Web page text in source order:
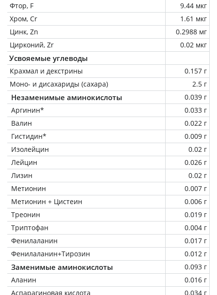
Фтор, F
9.44 мкг
Хром, Cr
1.61 мкг
Цинк, Zn
0.2988 мг
Цирконий, Zr
0.02 мкг
Усвояемые углеводы
Крахмал и декстрины
0.157 г
Моно- и дисахариды (сахара)
2.5 г
Незаменимые аминокислоты
0.039 г
Аргинин*
0.033 г
Валин
0.022 г
Гистидин*
0.009 г
Изолейцин
0.02 г
Лейцин
0.026 г
Лизин
0.02 г
Метионин
0.007 г
Метионин + Цистеин
0.006 г
Треонин
0.019 г
Триптофан
0.004 г
Фенилаланин
0.017 г
Фенилаланин+Тирозин
0.012 г
Заменимые аминокислоты
0.093 г
Аланин
0.016 г
Аспарагиновая кислота
0.034 г